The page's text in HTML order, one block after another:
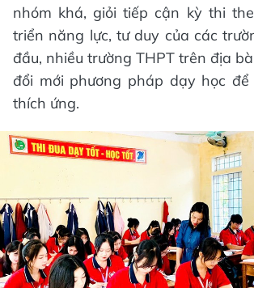
nhóm khá, giỏi tiếp cận kỳ thi
triển năng lực, tư duy của các
đầu, nhiều trường THPT trên địa
đổi mới phương pháp dạy học để
thích ứng.